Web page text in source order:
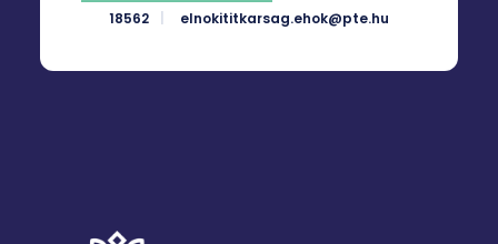
18562
elnokititkarsag.ehok@pte.hu